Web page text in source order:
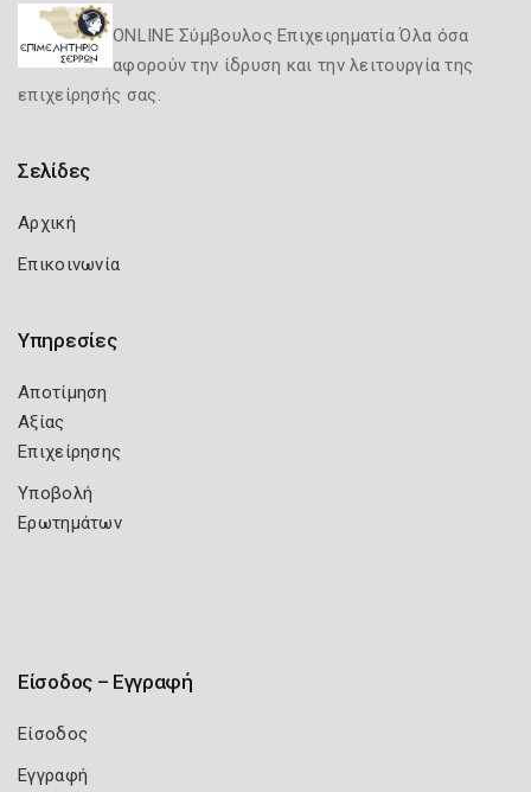
ONLINE Σύμβουλος Επιχειρηματία Όλα όσα
αφορούν την ίδρυση και την λειτουργία της
επιχείρησής σας.
Σελίδες
Αρχική
Επικοινωνία
Υπηρεσίες
Αποτίμηση
Αξίας
Επιχείρησης
Υποβολή
Ερωτημάτων
Είσοδος – Εγγραφή
Είσοδος
Εγγραφή